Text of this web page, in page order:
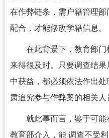
在作弊链条，需户籍管理
配合，才能修改学籍信息。
在此背景下，教育部门
来得很及时。只要调查结
中获益，都必须依法作出
肃追究参与作弊案的相关人
就此事而言，鉴于可能
教育部介入，能 调查不受